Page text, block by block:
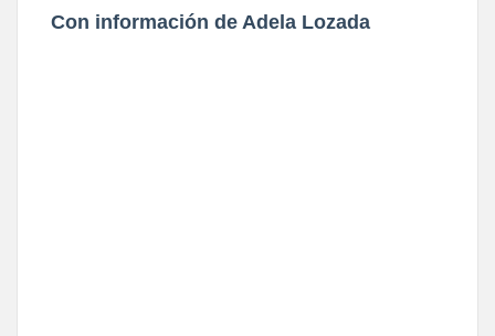
Con información de Adela Lozada